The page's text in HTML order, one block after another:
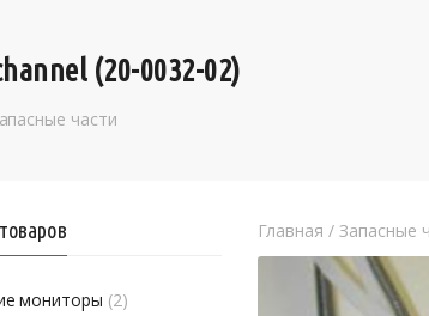
(20-0032-02)
части
мониторы (2)
Главная /Запасные